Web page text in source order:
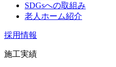
SDGsへの取組み
老人ホーム紹介
採用情報
施工実績